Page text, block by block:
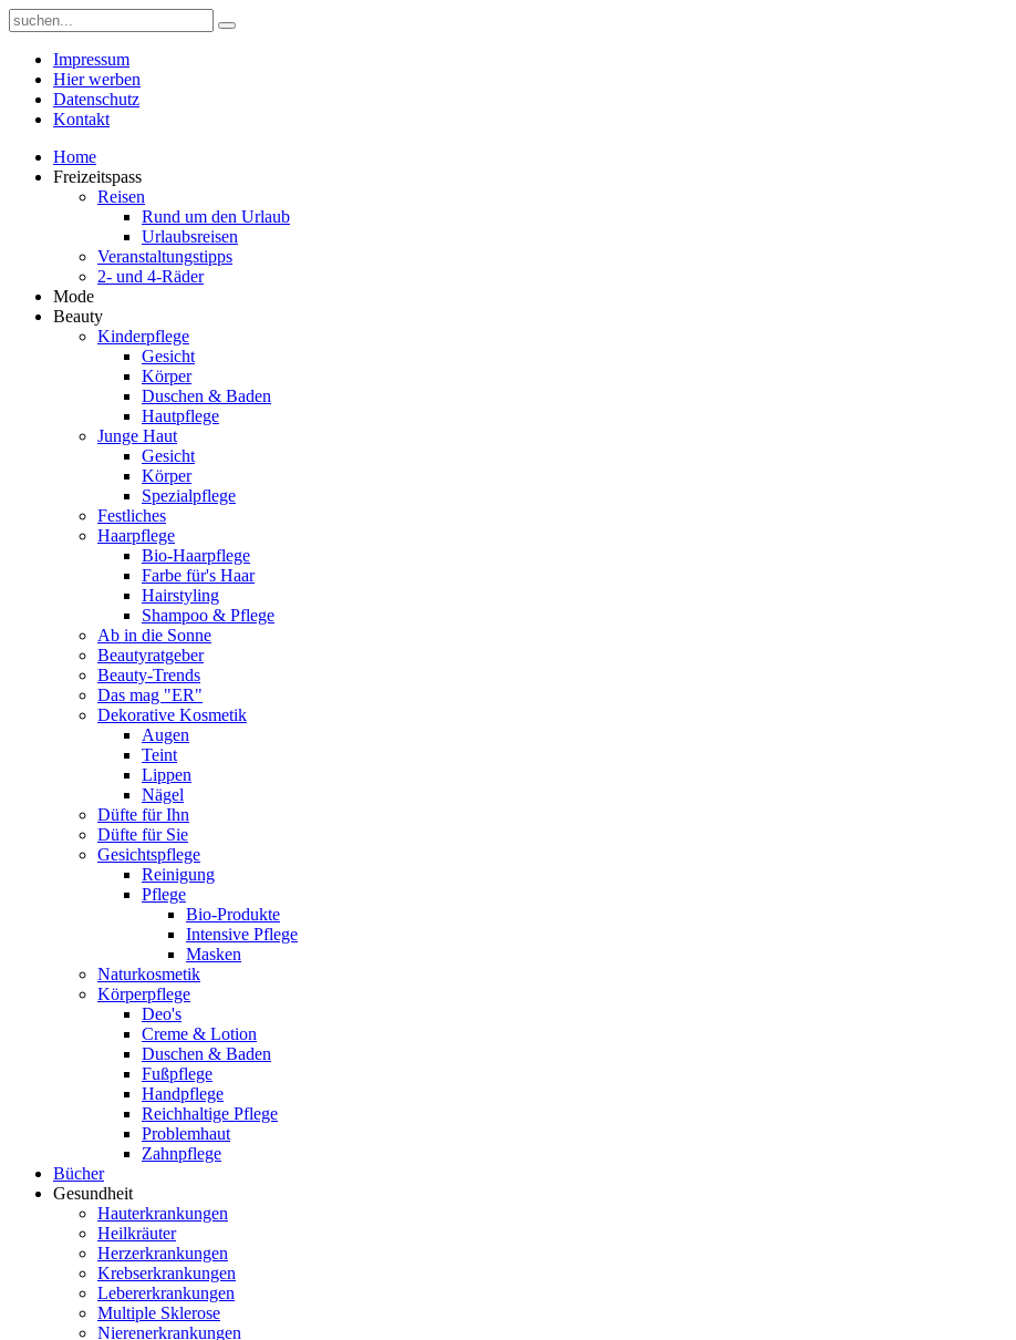
Impressum
Hier werben
Datenschutz
Kontakt
Home
Freizeitspass
Reisen
Rund um den Urlaub
Urlaubsreisen
Veranstaltungstipps
2- und 4-Räder
Mode
Beauty
Kinderpflege
Gesicht
Körper
Duschen & Baden
Hautpflege
Junge Haut
Gesicht
Körper
Spezialpflege
Festliches
Haarpflege
Bio-Haarpflege
Farbe für's Haar
Hairstyling
Shampoo & Pflege
Ab in die Sonne
Beautyratgeber
Beauty-Trends
Das mag "ER"
Dekorative Kosmetik
Augen
Teint
Lippen
Nägel
Düfte für Ihn
Düfte für Sie
Gesichtspflege
Reinigung
Pflege
Bio-Produkte
Intensive Pflege
Masken
Naturkosmetik
Körperpflege
Deo's
Creme & Lotion
Duschen & Baden
Fußpflege
Handpflege
Reichhaltige Pflege
Problemhaut
Zahnpflege
Bücher
Gesundheit
Hauterkrankungen
Heilkräuter
Herzerkrankungen
Krebserkrankungen
Lebererkrankungen
Multiple Sklerose
Nierenerkrankungen